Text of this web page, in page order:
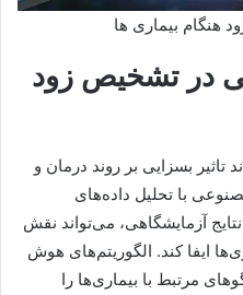
بیماری ها
در تشخیص زود
بسزایی بر روند درمان و
با تحلیل داده‌های
آزمایشگاهی، می‌تواند نقش
ایفا کند. الگوریتم‌های هوش
مرتبط با بیماری‌ها را